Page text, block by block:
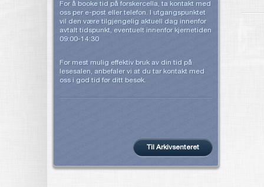
For å booke tid på forskercella, ta kontakt med
oss per e-post eller telefon. I utgangspunktet
vil den være tilgjengelig aktuell dag innenfor
avtalt tidspunkt, eventuelt innenfor kjernetiden
09:00-14:30
For mest mulig effektiv bruk av din tid på
lesesalen, anbefaler vi at du tar kontakt med
oss i god tid før ditt besøk.
Til Arkivsenteret